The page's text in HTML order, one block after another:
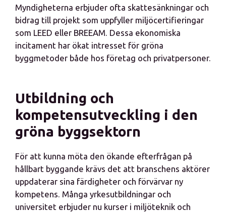
Myndigheterna erbjuder ofta skattesänkningar och
bidrag till projekt som uppfyller miljöcertifieringar
som LEED eller BREEAM. Dessa ekonomiska
incitament har ökat intresset för gröna
byggmetoder både hos företag och privatpersoner.
Utbildning och
kompetensutveckling i den
gröna byggsektorn
För att kunna möta den ökande efterfrågan på
hållbart byggande krävs det att branschens aktörer
uppdaterar sina färdigheter och förvärvar ny
kompetens. Många yrkesutbildningar och
universitet erbjuder nu kurser i miljöteknik och